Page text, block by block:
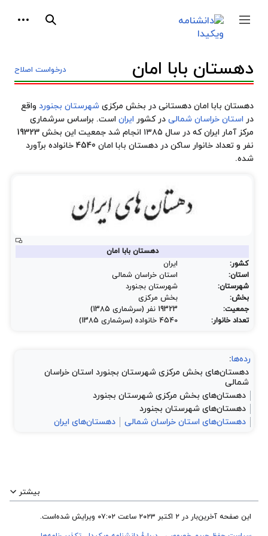
جمع و باز کردن نوار کناری جستجو
درخواست اصلاح دهستان بابا امان
دهستان بابا امان دهستانی در بخش مرکزی شهرستان بجنورد واقع
در استان خراسان شمالی در کشور ایران است. براساس سرشماری
مرکز آمار ایران که در سال ۱۳۸۵ انجام شد جمعیت این بخش 19323
نفر و تعداد خانوار ساکن در دهستان بابا امان 4540 خانواده برآورد
شده.
دهستان بابا امان
کشور:
ایران
استان:
استان خراسان شمالی
شهرستان:
شهرستان بجنورد
بخش:
بخش مرکزی
جمعیت:
19323 نفر (سرشماری 1385)
تعداد خانوار:
4540 خانواده (سرشماری 1385)
رده‌ها:
دهستان‌های بخش مرکزی شهرستان بجنورد استان خراسان
شمالی
دهستان‌های بخش مرکزی شهرستان بجنورد
دهستان‌های شهرستان بجنورد
دهستان‌های استان خراسان شمالی
دهستان‌های ایران
بیشتر
این صفحه آخرین‌بار در ‏۲ اکتبر ۲۰۲۳ ساعت ‏۰۷:۰۲ ویرایش شده‌است.